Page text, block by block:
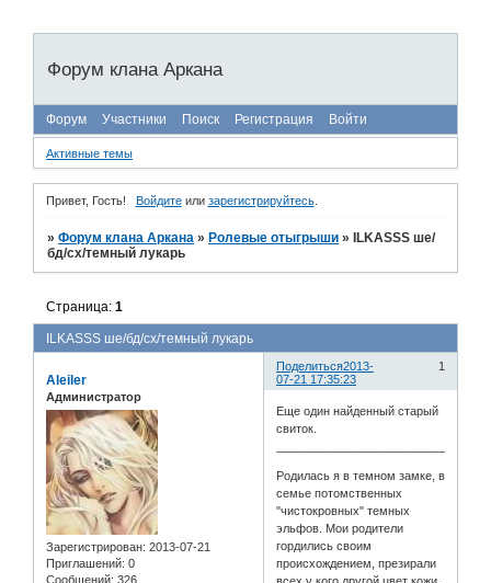
Форум клана Аркана
Форум Участники Поиск Регистрация Войти
Активные темы
Привет, Гость! Войдитеили зарегистрируйтесь.
»Форум клана Аркана » Ролевые отыгрыши »
ILKASSS ше/
бд/сх/темный лукарь
ILKASSS ше/бд/сх/темный лукарь
Страница:1
Поделиться 1
2013-
07-21 17:35:23
Aleiler
Администратор
Зарегистрирован: 2013-07-21
Приглашений: 0
Сообщений: 326
Еще один найденный старый
свиток.
Родилась я в темном замке, в
семье потомственных
"чистокровных" темных
эльфов. Мои родители
гордились своим
происхождением, презирали